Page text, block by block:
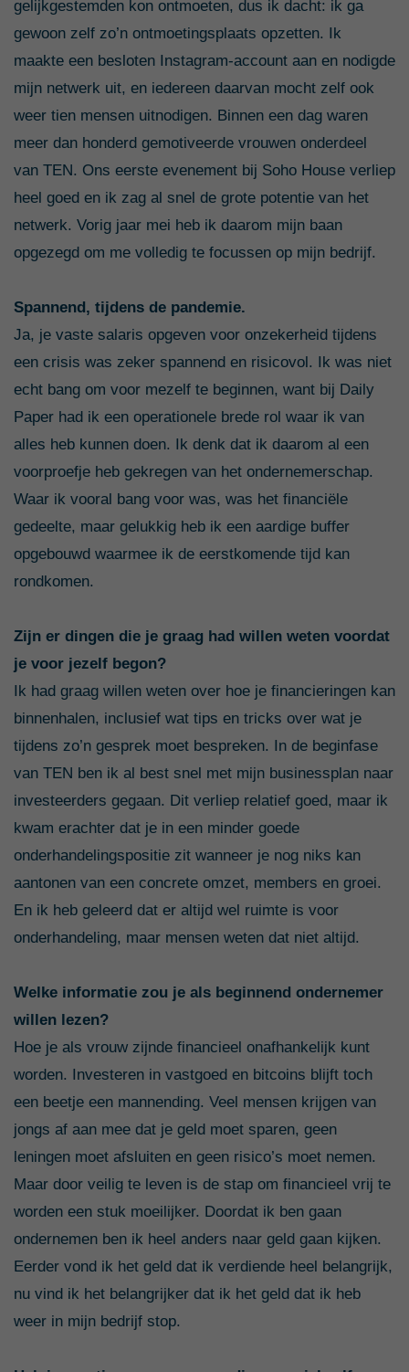
gelijkgestemden kon ontmoeten, dus ik dacht: ik ga
gewoon zelf zo’n ontmoetingsplaats opzetten. Ik
maakte een besloten Instagram-account aan en nodigde
mijn netwerk uit, en iedereen daarvan mocht zelf ook
weer tien mensen uitnodigen. Binnen een dag waren
meer dan honderd gemotiveerde vrouwen onderdeel
van TEN. Ons eerste evenement bij Soho House verliep
heel goed en ik zag al snel de grote potentie van het
netwerk. Vorig jaar mei heb ik daarom mijn baan
opgezegd om me volledig te focussen op mijn bedrijf.
Spannend, tijdens de pandemie.
Ja, je vaste salaris opgeven voor onzekerheid tijdens
een crisis was zeker spannend en risicovol. Ik was niet
echt bang om voor mezelf te beginnen, want bij Daily
Paper had ik een operationele brede rol waar ik van
alles heb kunnen doen. Ik denk dat ik daarom al een
voorproefje heb gekregen van het ondernemerschap.
Waar ik vooral bang voor was, was het financiële
gedeelte, maar gelukkig heb ik een aardige buffer
opgebouwd waarmee ik de eerstkomende tijd kan
rondkomen.
Zijn er dingen die je graag had willen weten voordat
je voor jezelf begon?
Ik had graag willen weten over hoe je financieringen kan
binnenhalen, inclusief wat tips en tricks over wat je
tijdens zo’n gesprek moet bespreken. In de beginfase
van TEN ben ik al best snel met mijn businessplan naar
investeerders gegaan. Dit verliep relatief goed, maar ik
kwam erachter dat je in een minder goede
onderhandelingspositie zit wanneer je nog niks kan
aantonen van een concrete omzet, members en groei.
En ik heb geleerd dat er altijd wel ruimte is voor
onderhandeling, maar mensen weten dat niet altijd.
Welke informatie zou je als beginnend ondernemer
willen lezen?
Hoe je als vrouw zijnde financieel onafhankelijk kunt
worden. Investeren in vastgoed en bitcoins blijft toch
een beetje een mannending. Veel mensen krijgen van
jongs af aan mee dat je geld moet sparen, geen
leningen moet afsluiten en geen risico’s moet nemen.
Maar door veilig te leven is de stap om financieel vrij te
worden een stuk moeilijker. Doordat ik ben gaan
ondernemen ben ik heel anders naar geld gaan kijken.
Eerder vond ik het geld dat ik verdiende heel belangrijk,
nu vind ik het belangrijker dat ik het geld dat ik heb
weer in mijn bedrijf stop.